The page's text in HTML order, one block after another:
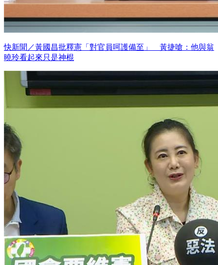
快新聞／黃國昌批釋憲「對官員呵護備至」 黃捷嗆：他與翁
曉玲看起來只是神棍